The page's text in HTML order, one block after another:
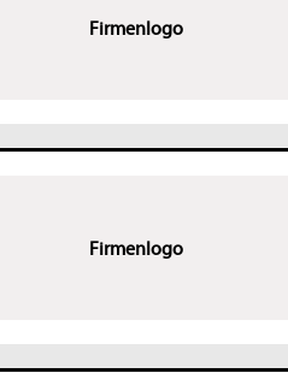
Firmenlogo
Firmenlogo